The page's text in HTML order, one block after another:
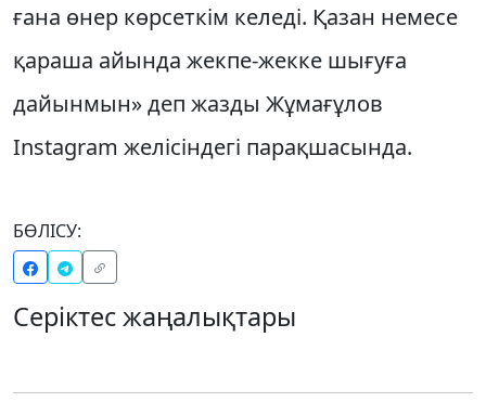
ғана өнер көрсеткім келеді. Қазан немесе
қараша айында жекпе-жекке шығуға
дайынмын» деп жазды Жұмағұлов
Instagram желісіндегі парақшасында.
БӨЛІСУ:
Серіктес жаңалықтары